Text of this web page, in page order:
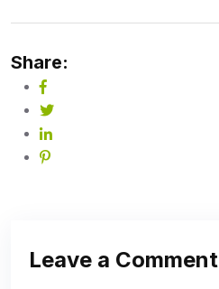
Share:
Leave a Comment